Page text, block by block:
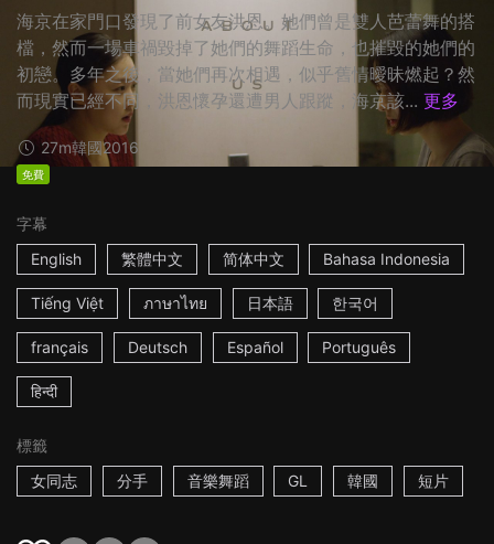
海京在家門口發現了前女友洪恩。她們曾是雙人芭蕾舞的搭
檔，然而一場車禍毀掉了她們的舞蹈生命，也摧毀的她們的
初戀。多年之後，當她們再次相遇，似乎舊情曖昧燃起？然
而現實已經不同，洪恩懷孕還遭男人跟蹤，海京該... 更多
27m韓國2016
免費
字幕
English
繁體中文 简体中文 Bahasa Indonesia
Tiếng Việt ภาษาไทย 日本語 한국어
français Deutsch Español Português
हिन्दी
標籤
女同志
分手 音樂舞蹈 GL 韓國 短片